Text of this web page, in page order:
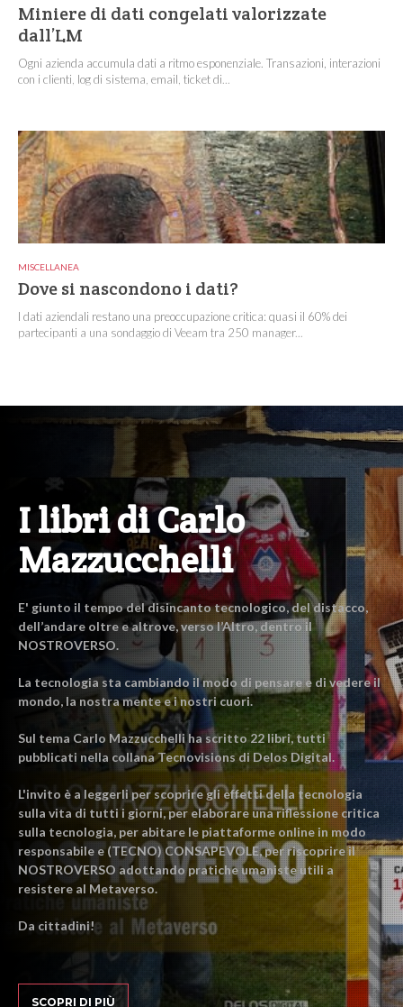
Miniere di dati congelati valorizzate
dall’LM
Ogni azienda accumula dati a ritmo esponenziale. Transazioni, interazioni
con i clienti, log di sistema, email, ticket di...
MISCELLANEA
Dove si nascondono i dati?
I dati aziendali restano una preoccupazione critica: quasi il 60% dei
partecipanti a una sondaggio di Veeam tra 250 manager...
I libri di Carlo
Mazzucchelli
E' giunto il tempo del disincanto tecnologico, del distacco,
dell’andare oltre e altrove, verso l’Altro, dentro il
NOSTROVERSO.
La tecnologia sta cambiando il modo di pensare e di vedere il
mondo, la nostra mente e i nostri cuori.
Sul tema Carlo Mazzucchelli ha scritto 22 libri, tutti
pubblicati nella collana Tecnovisions di Delos Digital.
L'invito è a leggerli per scoprire gli effetti della tecnologia
sulla vita di tutti i giorni, per elaborare una riflessione critica
sulla tecnologia, per abitare le piattaforme online in modo
responsabile e (TECNO) CONSAPEVOLE, per riscoprire il
NOSTROVERSO adottando pratiche umaniste utili a
resistere al Metaverso.
Da cittadini!
SCOPRI DI PIÙ